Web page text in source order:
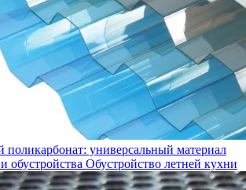
универсальный материал
обустройства Обустройство летней кухни